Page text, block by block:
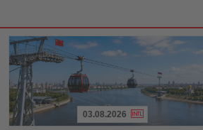
03.08.2026